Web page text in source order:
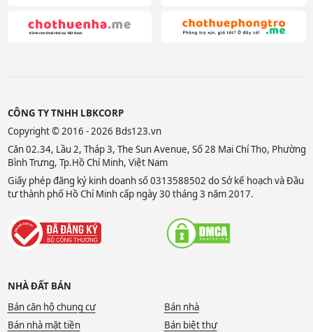
CÔNG TY TNHH LBKCORP
Copyright © 2016 - 2026 Bds123.vn
Căn 02.34, Lầu 2, Tháp 3, The Sun Avenue, Số 28 Mai Chí Thọ, Phường
Bình Trưng, Tp.Hồ Chí Minh, Việt Nam
Giấy phép đăng ký kinh doanh số 0313588502 do Sở kế hoạch và Đầu
tư thành phố Hồ Chí Minh cấp ngày 30 tháng 3 năm 2017.
NHÀ ĐẤT BÁN
Bán căn hộ chung cư
Bán nhà
Bán nhà mặt tiền
Bán biệt thự